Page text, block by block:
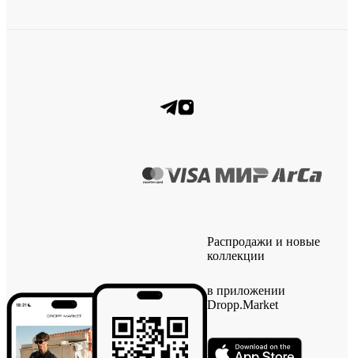
Распродажи и новые
коллекции
в приложении
Dropp.Market